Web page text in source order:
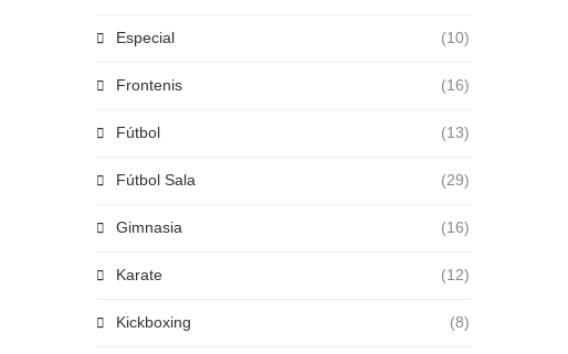
Especial (10)
Frontenis (16)
Fútbol (13)
Fútbol Sala (29)
Gimnasia (16)
Karate (12)
Kickboxing (8)